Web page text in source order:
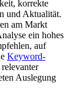
korrekte
und Aktualität.
am Markt
ein hohes
auf
Keyword-
Auslegung